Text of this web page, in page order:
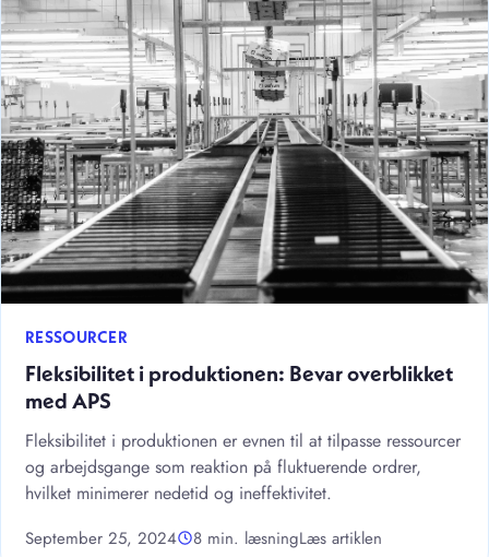
RESSOURCER
Fleksibilitet i produktionen: Bevar overblikket
med APS
Fleksibilitet i produktionen er evnen til at tilpasse ressourcer
og arbejdsgange som reaktion på fluktuerende ordrer,
hvilket minimerer nedetid og ineffektivitet.
September 25, 2024 8 min. læsningLæs artiklen